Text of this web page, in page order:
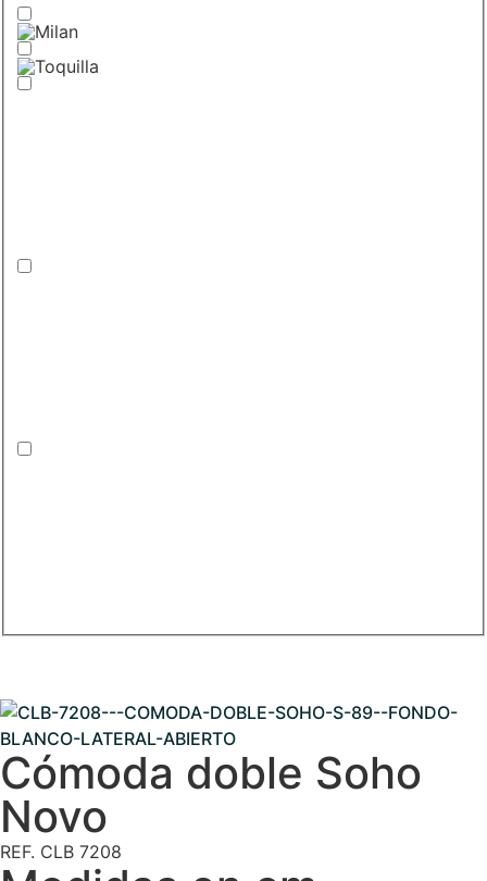
Cómoda doble Soho
Novo
REF. CLB 7208